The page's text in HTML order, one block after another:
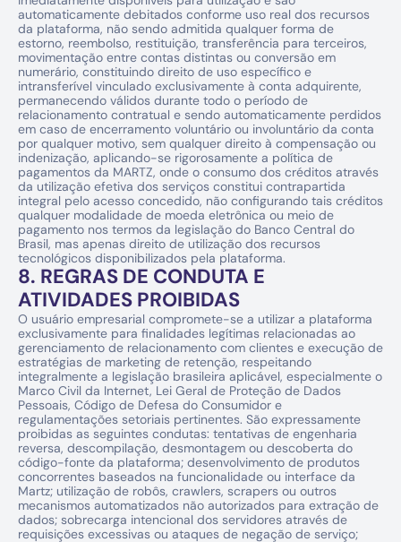
automaticamente debitados conforme uso real dos recursos
da plataforma, não sendo admitida qualquer forma de
estorno, reembolso, restituição, transferência para terceiros,
movimentação entre contas distintas ou conversão em
numerário, constituindo direito de uso específico e
intransferível vinculado exclusivamente à conta adquirente,
permanecendo válidos durante todo o período de
relacionamento contratual e sendo automaticamente perdidos
em caso de encerramento voluntário ou involuntário da conta
por qualquer motivo, sem qualquer direito à compensação ou
indenização, aplicando-se rigorosamente a política de
pagamentos da MARTZ, onde o consumo dos créditos através
da utilização efetiva dos serviços constitui contrapartida
integral pelo acesso concedido, não configurando tais créditos
qualquer modalidade de moeda eletrônica ou meio de
pagamento nos termos da legislação do Banco Central do
Brasil, mas apenas direito de utilização dos recursos
tecnológicos disponibilizados pela plataforma.
8. REGRAS DE CONDUTA E
ATIVIDADES PROIBIDAS
O usuário empresarial compromete-se a utilizar a plataforma
exclusivamente para finalidades legítimas relacionadas ao
gerenciamento de relacionamento com clientes e execução de
estratégias de marketing de retenção, respeitando
integralmente a legislação brasileira aplicável, especialmente o
Marco Civil da Internet, Lei Geral de Proteção de Dados
Pessoais, Código de Defesa do Consumidor e
regulamentações setoriais pertinentes. São expressamente
proibidas as seguintes condutas: tentativas de engenharia
reversa, descompilação, desmontagem ou descoberta do
código-fonte da plataforma; desenvolvimento de produtos
concorrentes baseados na funcionalidade ou interface da
Martz; utilização de robôs, crawlers, scrapers ou outros
mecanismos automatizados não autorizados para extração de
dados; sobrecarga intencional dos servidores através de
requisições excessivas ou ataques de negação de serviço;